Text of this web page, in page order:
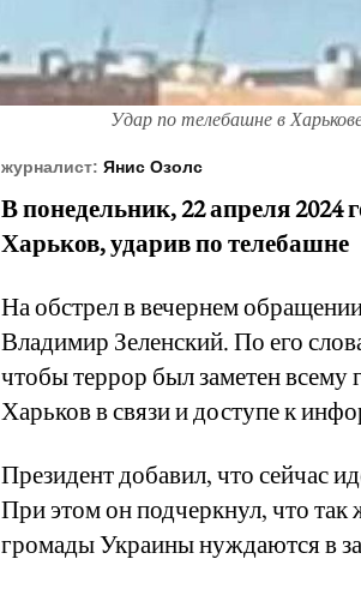
Удар по телебашне в
журналист: Янис Озолс
В понедельник, 22 апреля 2024
Харьков, ударив по телебашне
На обстрел в вечернем
Владимир Зеленский. По его
чтобы террор был заметен всему
Харьков в связи и доступе к
Президент добавил, что сейчас
При этом он подчеркнул, что так
громады Украины нуждаются в